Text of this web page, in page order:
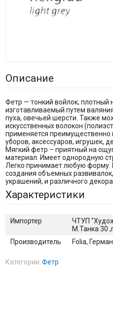
Описание
Фетр — тонкий войлок; плотный
изготавливаемый путем
пуха, овечьей шерсти. Также
искусственных волокон
применяется преимущественно
уборов, аксессуаров, игрушек,
Мягкий фетр – приятный на
материал. Имеет однородную
Легко принимает любую форму.
создания объемных
украшений, и различного декора.
Характеристики
Импортер
ЧТУП
М.Танка 30
Производитель
Folia,
Категории:Фетр